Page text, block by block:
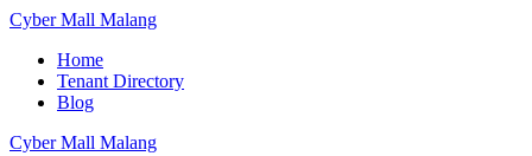
Skip
content
CyberMall Malang
Home
Tenant Directory
Blog
CyberMall Malang